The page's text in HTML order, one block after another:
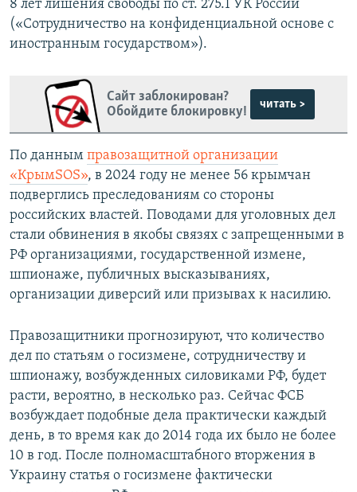
8 лет лишения свободы по ст. 275.1 УК России
(«Сотрудничество на конфиденциальной основе с
иностранным государством»).
Сайт заблокирован?
Обойдите блокировку!
читать >
По данным правозащитной организации
«КрымSOS», в 2024 году не менее 56 крымчан
подверглись преследованиям со стороны
российских властей. Поводами для уголовных дел
стали обвинения в якобы связях с запрещенными в
РФ организациями, государственной измене,
шпионаже, публичных высказываниях,
организации диверсий или призывах к насилию.
Правозащитники прогнозируют, что количество
дел по статьям о госизмене, сотрудничеству и
шпионажу, возбужденных силовиками РФ, будет
расти, вероятно, в несколько раз. Сейчас ФСБ
возбуждает подобные дела практически каждый
день, в то время как до 2014 года их было не более
10 в год. После полномасштабного вторжения в
Украину статья о госизмене фактически